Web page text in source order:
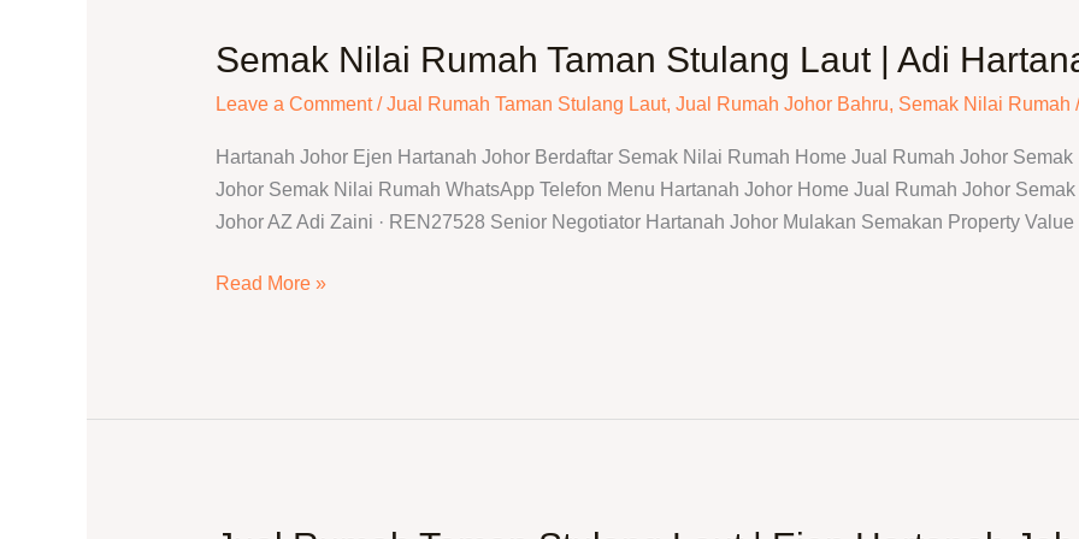
Semak Nilai Rumah Taman Stulang Laut | Adi
Leave a Comment /Jual Rumah Taman Stulang Laut, Jual Rumah Johor Bahru, Semak Nilai Rumah
Hartanah Johor Ejen Hartanah Johor Berdaftar Semak Nilai Rumah Home Jual Rumah Johor
Johor Semak Nilai Rumah WhatsApp Telefon Menu Hartanah Johor Home Jual Rumah Johor
Johor AZ Adi Zaini · REN27528 Senior Negotiator Hartanah Johor Mulakan Semakan Property Value
Semak
Rumah
Taman
Stulang
Laut
Adi
Read More »